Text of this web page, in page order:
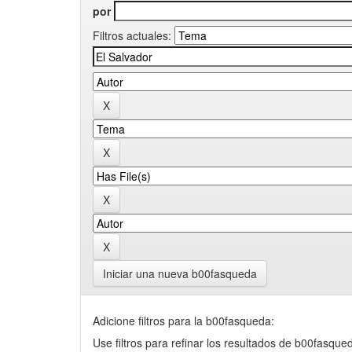
por
Filtros actuales:
Iniciar una nueva b00fasqueda
Adicione filtros para la b00fasqueda:
Use filtros para refinar los resultados de